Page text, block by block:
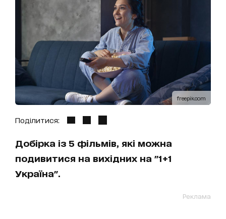
freepik.com
Поділитися:
Добірка із 5 фільмів, які можна
подивитися на вихідних на "1+1
Україна".
Реклама